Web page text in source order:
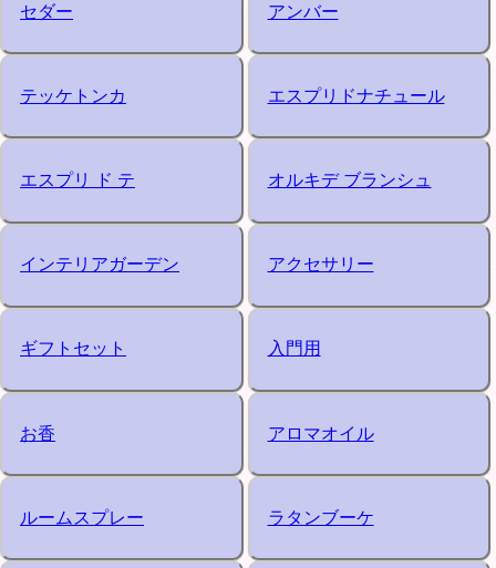
セダー アンバー
テッケトンカ エスプリドナチュール
エスプリ ド テ オルキデ ブランシュ
インテリアガーデン アクセサリー
ギフトセット 入門用
お香 アロマオイル
ルームスプレー ラタンブーケ